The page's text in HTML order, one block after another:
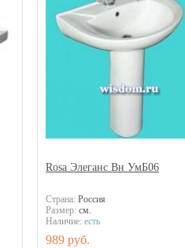
Rosa Элеганc Вн УмБ06
Страна: Россия
Размер: см.
Наличие: есть
989 руб.